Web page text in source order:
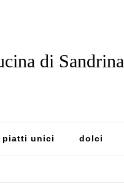
di Sandrina
piatti unici dolci